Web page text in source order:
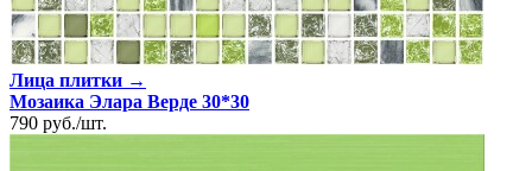
Лица плитки →
Мозаика Элара Верде 30*30
790 руб./шт.